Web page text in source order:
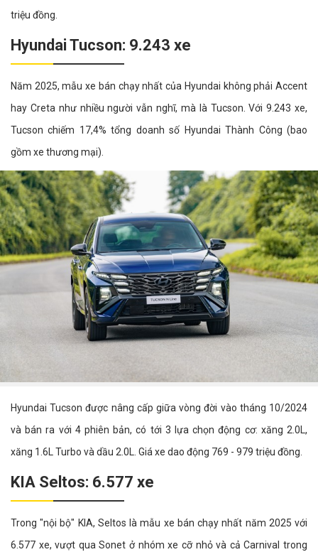
triệu đồng.
Hyundai Tucson: 9.243 xe
Năm 2025, mẫu xe bán chạy nhất của Hyundai không phải Accent
hay Creta như nhiều người vẫn nghĩ, mà là Tucson. Với 9.243 xe,
Tucson chiếm 17,4% tổng doanh số Hyundai Thành Công (bao
gồm xe thương mại).
Hyundai Tucson được nâng cấp giữa vòng đời vào tháng 10/2024
và bán ra với 4 phiên bản, có tới 3 lựa chọn động cơ: xăng 2.0L,
xăng 1.6L Turbo và dầu 2.0L. Giá xe dao động 769 - 979 triệu đồng.
KIA Seltos: 6.577 xe
Trong "nội bộ" KIA, Seltos là mẫu xe bán chạy nhất năm 2025 với
6.577 xe, vượt qua Sonet ở nhóm xe cỡ nhỏ và cả Carnival trong